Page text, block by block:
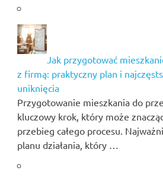
Jak przygotować
z firmą: praktyczny plan i
uniknięcia
Przygotowanie mieszkania do
kluczowy krok, który może
przebieg całego procesu.
planu działania, który …